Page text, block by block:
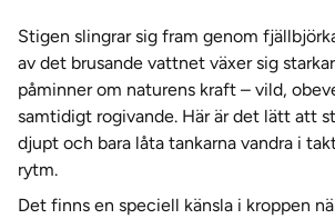
Stigen slingrar sig fram genom
av det brusande vattnet växer sig
påminner om naturens kraft – vild,
samtidigt rogivande. Här är det lätt att
djupt och bara låta tankarna vandra i
rytm.
Det finns en speciell känsla i kroppen